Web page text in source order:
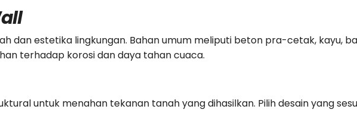
dan estetika lingkungan. Bahan umum meliputi beton pra-cetak, kayu,
terhadap korosi dan daya tahan cuaca.
untuk menahan tekanan tanah yang dihasilkan. Pilih desain yang